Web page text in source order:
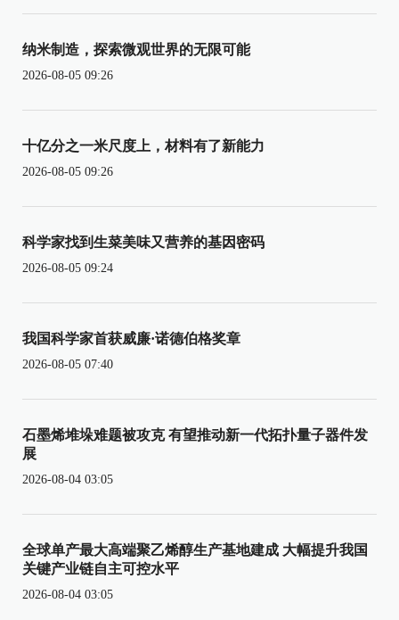
纳米制造，探索微观世界的无限可能
2026-08-05 09:26
十亿分之一米尺度上，材料有了新能力
2026-08-05 09:26
科学家找到生菜美味又营养的基因密码
2026-08-05 09:24
我国科学家首获威廉·诺德伯格奖章
2026-08-05 07:40
石墨烯堆垛难题被攻克 有望推动新一代拓扑量子器件发
展
2026-08-04 03:05
全球单产最大高端聚乙烯醇生产基地建成 大幅提升我国
关键产业链自主可控水平
2026-08-04 03:05